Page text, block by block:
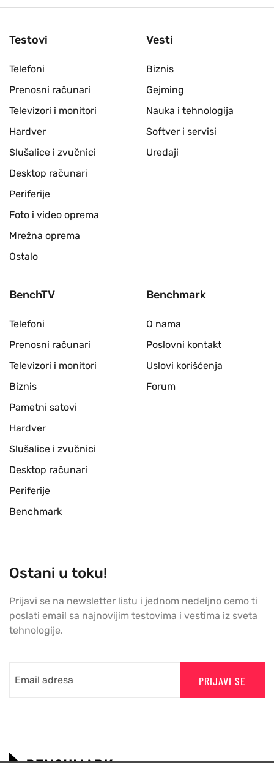
Testovi
Telefoni
Prenosni računari
Televizori i monitori
Hardver
Slušalice i zvučnici
Desktop računari
Periferije
Foto i video oprema
Mrežna oprema
Ostalo
Vesti
Biznis
Gejming
Nauka i tehnologija
Softver i servisi
Uređaji
BenchTV
Telefoni
Prenosni računari
Televizori i monitori
Biznis
Pametni satovi
Hardver
Slušalice i zvučnici
Desktop računari
Periferije
Benchmark
Benchmark
O nama
Poslovni kontakt
Uslovi korišćenja
Forum
Ostani u toku!
Prijavi se na newsletter listu i jednom nedeljno cemo ti
poslati email sa najnovijim testovima i vestima iz sveta
tehnologije.
PRIJAVI SE